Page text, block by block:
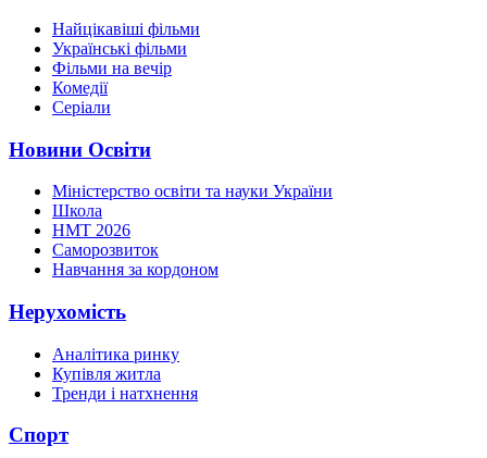
Найцікавіші фільми
Українські фільми
Фільми на вечір
Комедії
Серіали
Новини Освіти
Міністерство освіти та науки України
Школа
НМТ 2026
Саморозвиток
Навчання за кордоном
Нерухомість
Аналітика ринку
Купівля житла
Тренди і натхнення
Спорт